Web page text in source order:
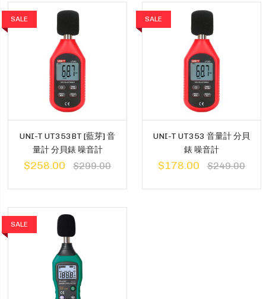
SALE
UNI-T UT353BT [藍芽] 音
量計 分貝錶 噪音計
$258.00 $299.00
SALE
UNI-T UT353 音量計 分貝
錶 噪音計
$178.00 $249.00
SALE